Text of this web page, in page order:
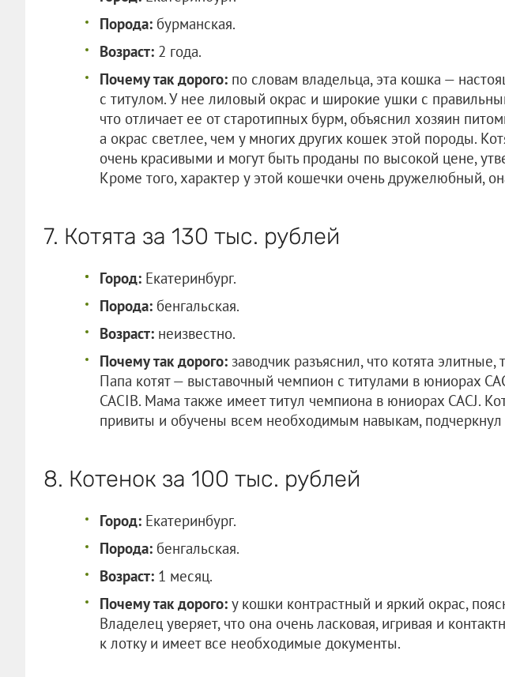
Порода: бурманская.
Возраст: 2 года.
Почему так дорого: по словам владельца, эта кошка —
с титулом. У нее лиловый окрас и широкие ушки с
что отличает ее от старотипных бурм, объяснил хозяин
а окрас светлее, чем у многих других кошек этой породы.
очень красивыми и могут быть проданы по высокой цене,
Кроме того, характер у этой кошечки очень дружелюбный,
7. Котята за 130 тыс. рублей
Город: Екатеринбург.
Порода: бенгальская.
Возраст: неизвестно.
Почему так дорого: заводчик разъяснил, что котята элитные,
Папа котят — выставочный чемпион с титулами в юниорах
САСIВ. Мама также имеет титул чемпиона в юниорах САСJ.
привиты и обучены всем необходимым навыкам, подчеркнул
8. Котенок за 100 тыс. рублей
Город: Екатеринбург.
Порода: бенгальская.
Возраст: 1 месяц.
Почему так дорого: у кошки контрастный и яркий окрас,
Владелец уверяет, что она очень ласковая, игривая и
к лотку и имеет все необходимые документы.